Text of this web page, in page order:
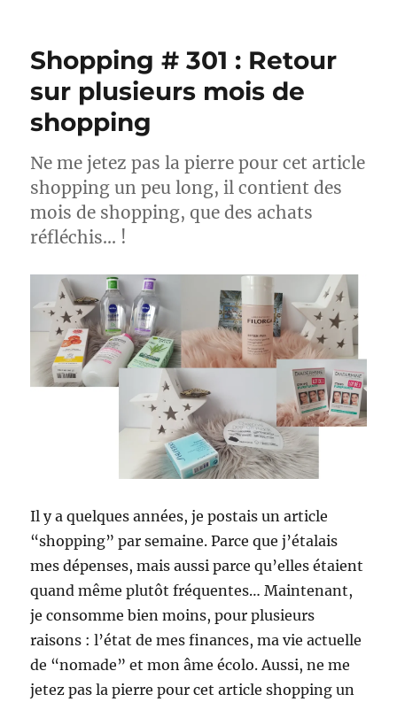
:
Battle
entre
Inkey
List
et
Shopping # 301 : Retour
sur plusieurs mois de
shopping
Ne me jetez pas la pierre pour cet article
shopping un peu long, il contient des
mois de shopping, que des achats
réfléchis… !
Il y a quelques années, je postais un article
“shopping” par semaine. Parce que j’étalais
mes dépenses, mais aussi parce qu’elles étaient
quand même plutôt fréquentes… Maintenant,
je consomme bien moins, pour plusieurs
raisons : l’état de mes finances, ma vie actuelle
de “nomade” et mon âme écolo. Aussi, ne me
jetez pas la pierre pour cet article shopping un